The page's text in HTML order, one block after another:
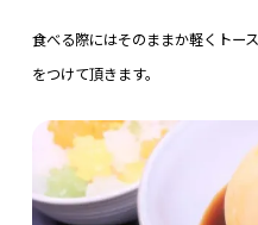
食べる際にはそのままか軽くトー
をつけて頂きます。